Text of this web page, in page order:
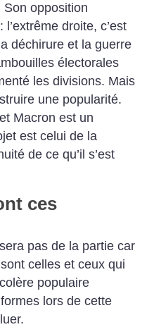
opposition
droite, c’est
déchirure et la guerre
électorales
les divisions. Mais
une popularité.
Macron est un
est celui de la
de ce qu’il s’est
ces
pas de la partie car
celles et ceux qui
populaire
lors de cette